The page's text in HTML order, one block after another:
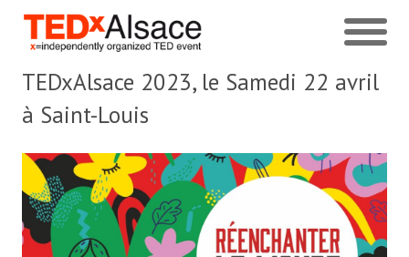
TEDxAlsace 2023, le Samedi 22 avril
à Saint-Louis